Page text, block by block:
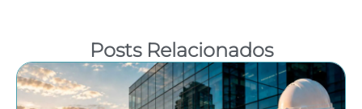
Posts Relacionados